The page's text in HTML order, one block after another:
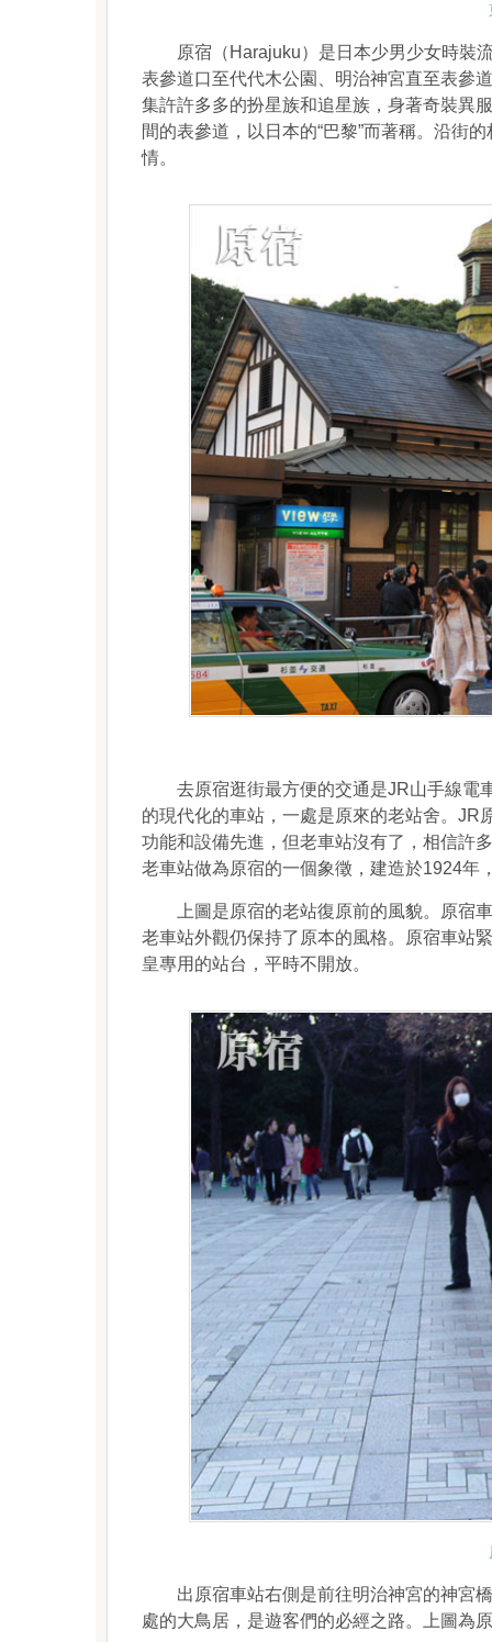
原宿（Harajuku）是日本少男少女時裝流
表參道口至代代木公園、明治神宮直至表參
集許許多多的扮星族和追星族，身著奇裝異
間的表參道，以日本的“巴黎”而著稱。沿街
情。
去原宿逛街最方便的交通是JR山手線電
的現代化的車站，一處是原來的老站舍。JR
功能和設備先進，但老車站沒有了，相信許
老車站做為原宿的一個象徵，建造於1924年
上圖是原宿的老站復原前的風貌。原宿車
老車站外觀仍保持了原本的風格。原宿車站
皇專用的站台，平時不開放。
出原宿車站右側是前往明治神宮的神宮橋
處的大鳥居，是遊客們的必經之路。上圖為